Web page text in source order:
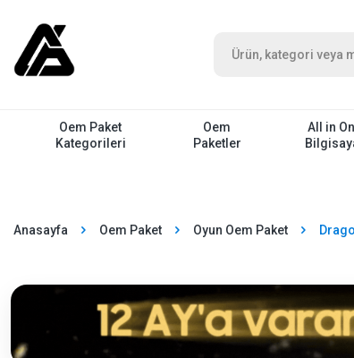
Oem Paket
Kategorileri
Oem
Paketler
All in
Anasayfa Oem Paket Oyun Oem Paket